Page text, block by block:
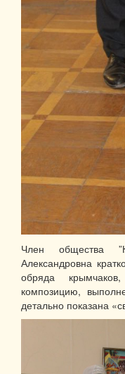
Член общества
Александровна
обряда
композицию,
детально показана